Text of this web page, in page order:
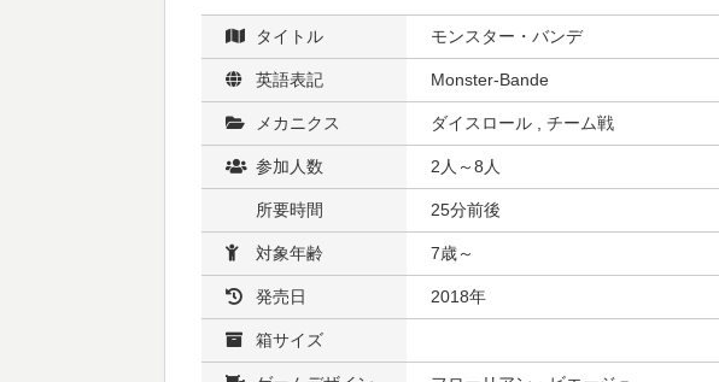
タイトル モンスター・バンデ
英語表記 Monster-Bande
メカニクス ダイスロール , チーム戦
参加人数 2人～8人
所要時間 25分前後
対象年齢 7歳～
発売日 2018年
箱サイズ